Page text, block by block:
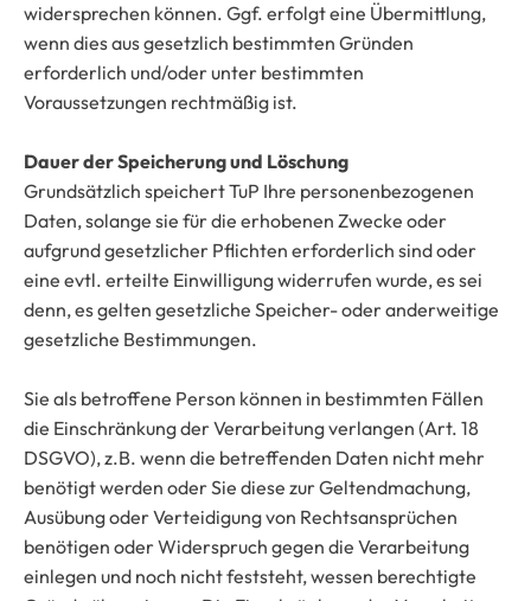
widersprechen können. Ggf. erfolgt eine Übermittlung,
wenn dies aus gesetzlich bestimmten Gründen
erforderlich und/oder unter bestimmten
Voraussetzungen rechtmäßig ist.
Dauer der Speicherung und Löschung
Grundsätzlich speichert TuP Ihre personenbezogenen
Daten, solange sie für die erhobenen Zwecke oder
aufgrund gesetzlicher Pflichten erforderlich sind oder
eine evtl. erteilte Einwilligung widerrufen wurde, es sei
denn, es gelten gesetzliche Speicher- oder anderweitige
gesetzliche Bestimmungen.
Sie als betroffene Person können in bestimmten Fällen
die Einschränkung der Verarbeitung verlangen (Art. 18
DSGVO), z.B. wenn die betreffenden Daten nicht mehr
benötigt werden oder Sie diese zur Geltendmachung,
Ausübung oder Verteidigung von Rechtsansprüchen
benötigen oder Widerspruch gegen die Verarbeitung
einlegen und noch nicht feststeht, wessen berechtigte